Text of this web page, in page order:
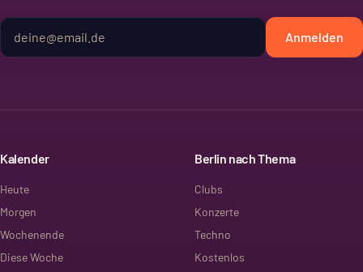
Anmelden
Kalender
Heute
Morgen
Wochenende
Diese Woche
Berlin nach Thema
Clubs
Konzerte
Techno
Kostenlos